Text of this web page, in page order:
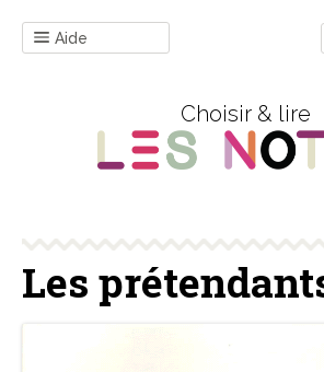
Aide
Choisir & lire
Les